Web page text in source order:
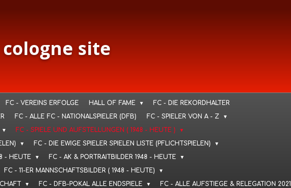
site
FC - VEREINS ERFOLGE HALL OF FAME
FC - DIE REKORDHALTER
FC - ALLE FC - NATIONALSPIELER (DFB)
FC - SPIELER VON A - Z
FC - SPIELE UND AUFSTELLUNGEN ( 1948 - HEUTE )
FC - DIE EWIGE SPIELER SPIELEN LISTE (PFLICHTSPIELEN)
- HEUTE
FC - AK & PORTRAITBILDER 1948 - HEUTE
FC - 11-ER MANNSCHAFTSBILDER ( 1948 - HEUTE)
FC - DFB-POKAL ALLE ENDSPIELE
FC - ALLE AUFSTIEGE & RELEGATION 2021